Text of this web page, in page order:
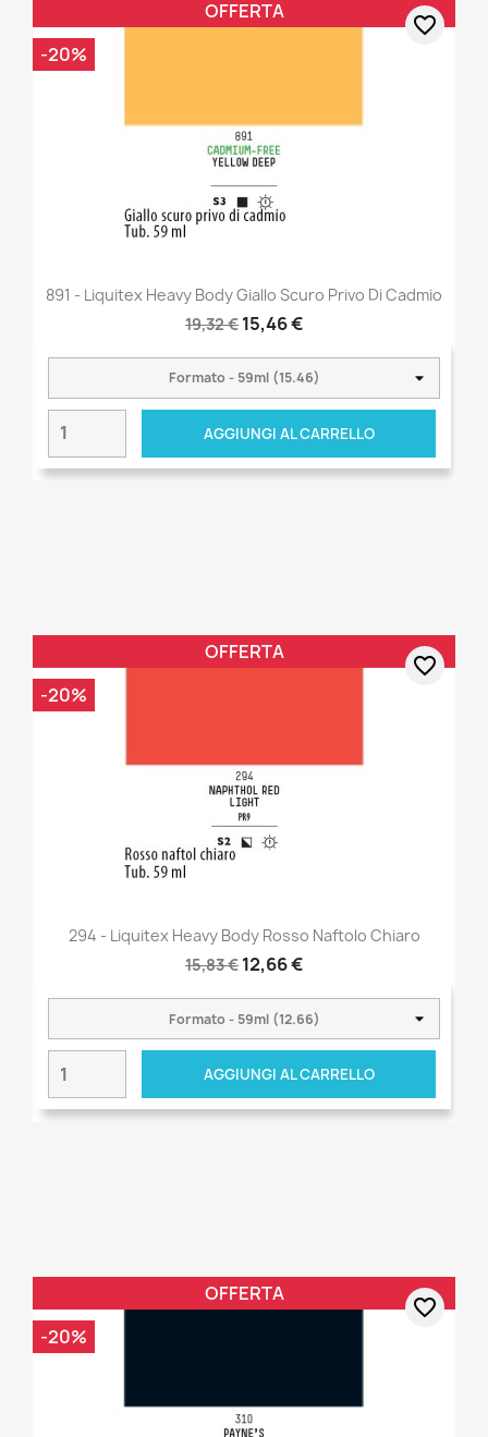
891 - Liquitex Heavy Body Giallo Scuro Privo Di Cadmio
19,32 € 15,46 €
AGGIUNGI AL CARRELLO
OFFERTA
-20%
favorite_border
294 - Liquitex Heavy Body Rosso Naftolo Chiaro
15,83 € 12,66 €
AGGIUNGI AL CARRELLO
OFFERTA
-20%
favorite_border
OFFERTA
-20%
favorite_border